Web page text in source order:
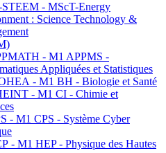
- MScT-Energy
: Science Technology &
- M1 APPMS -
Appliquées et Statistiques
- M1 BH - Biologie et Santé
- M1 CI - Chimie et
- M1 CPS - Système Cyber
- M1 HEP - Physique des Hautes